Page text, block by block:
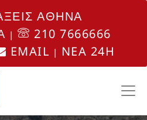
ΑΘΗΝΑ
|
210 7666666
EMAIL | NEA 24H